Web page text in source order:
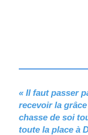
« Il faut passer
recevoir la grâce
chasse de soi
toute la place à